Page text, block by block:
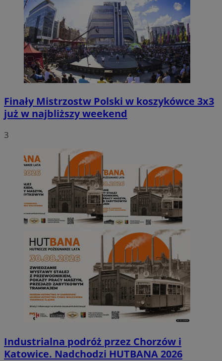
Finały Mistrzostw Polski w koszykówce 3x3
już w najbliższy weekend
3
Industrialna podróż przez Chorzów i
Katowice. Nadchodzi HUTBANA 2026